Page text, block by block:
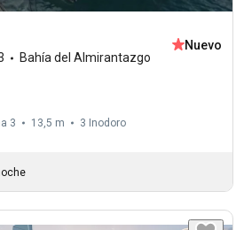
Bahía del Almirantazgo
Nuevo
3 13,5 m 3 Inodoro